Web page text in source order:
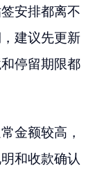
安排都离不
建议先更新
停留期限都
金额较高，
和收款确认